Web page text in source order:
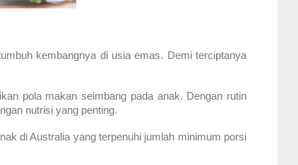
kembangnya di usia emas. Demi terciptanya
pola makan seimbang pada anak. Dengan rutin
nutrisi yang penting.
di Australia yang terpenuhi jumlah minimum porsi